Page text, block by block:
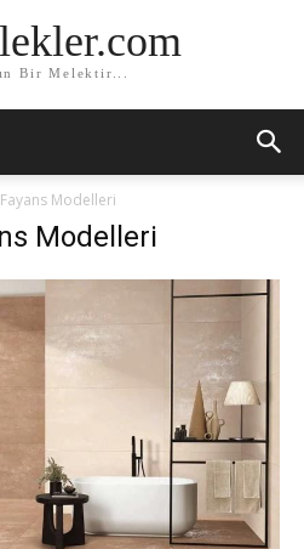
Bir Melektir...
Modelleri
Modelleri